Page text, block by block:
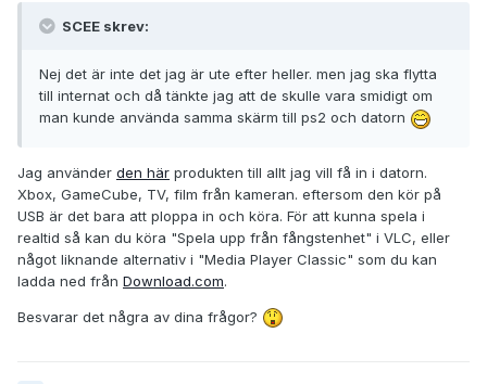
SCEE skrev:
Nej det är inte det jag är ute efter heller. men jag ska flytta
till internat och då tänkte jag att de skulle vara smidigt om
man kunde använda samma skärm till ps2 och datorn
Jag använder den här produkten till allt jag vill få in i datorn.
Xbox, GameCube, TV, film från kameran. eftersom den kör på
USB är det bara att ploppa in och köra. För att kunna spela i
realtid så kan du köra "Spela upp från fångstenhet" i VLC, eller
något liknande alternativ i "Media Player Classic" som du kan
ladda ned från Download.com.
Besvarar det några av dina frågor?